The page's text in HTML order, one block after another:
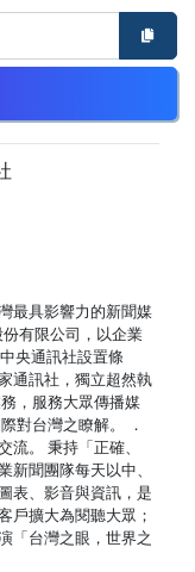
最具影響力的新聞媒
有限公司，以企業
央通訊社設置條
通訊社，獨立超然執
，服務大眾傳播媒
對台灣之瞭解。 ．
。 秉持「正確、
聞團隊每天以中、
表、影音與資訊，是
戶擴大為閱聽大眾；
「台灣之眼，世界之